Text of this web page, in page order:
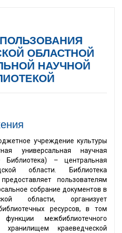
ОБЛАСТНОЙ
НАУЧНОЙ
учреждение культуры
универсальная научная
Библиотека) – центральная
области. Библиотека
пользователям
собрание документов в
области, организует
ресурсов, в том
межбиблиотечного
хранилищем краеведческой